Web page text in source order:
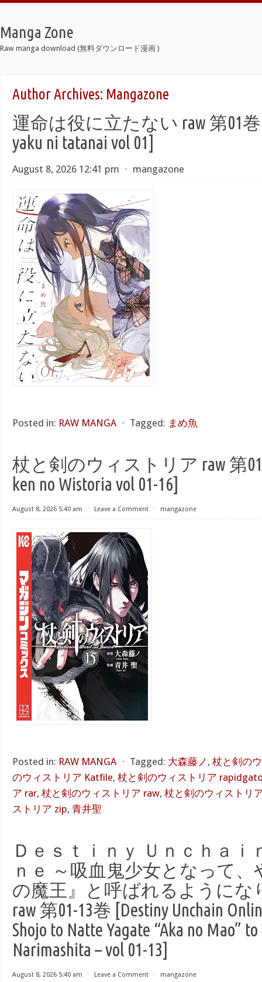
Manga Zone
Raw manga download (無料ダウンロード漫画 )
Author Archives: Mangazone
運命は役に立たない raw 第01巻
yaku ni tatanai vol 01]
August 8, 2026 12:41 pm ⋅ mangazone
Posted in: RAW MANGA ⋅ Tagged: まめ魚
杖と剣のウィストリア raw 第01-
ken no Wistoria vol 01-16]
August 8, 2026 5:40 am ⋅ Leave a Comment ⋅ mangazone
Posted in: RAW MANGA ⋅ Tagged: 大森藤ノ , 杖と剣の
のウィストリア Katfile, 杖と剣のウィストリア
ア rar, 杖と剣のウィストリア raw, 杖と剣のウィストリ
ストリア zip, 青井聖
Ｄｅｓｔｉｎｙ Ｕｎｃｈａｉ
ｎｅ ～吸血鬼少女となって
の魔王』と呼ばれるようにな
raw 第01-13巻 [Destiny Unchain
Shojo to Natte Yagate “Aka no Mao”
Narimashita – vol 01-13]
August 8, 2026 5:40 am ⋅ Leave a Comment ⋅ mangazone